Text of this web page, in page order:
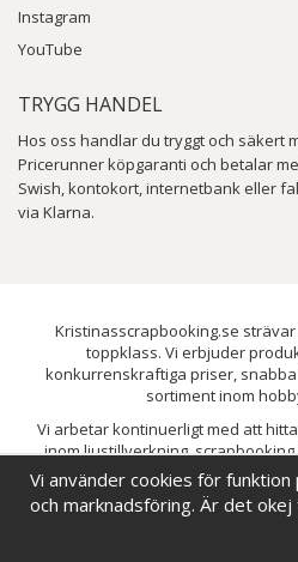
Instagram
YouTube
TRYGG HANDEL
Hos oss handlar du tryggt och säkert
Pricerunner köpgaranti och betalar
Swish, kontokort, internetbank eller
via Klarna.
Kristinasscrapbooking.se
toppklass. Vi erbjuder
konkurrenskraftiga priser,
sortiment inom
Vi arbetar kontinuerligt med att
inom ljustillverkning,
pyssel. Målet är att bredda
utveckla vårt utbud, så att du alltid
Vi använder cookies för funktion
och marknadsföring. Är det okej